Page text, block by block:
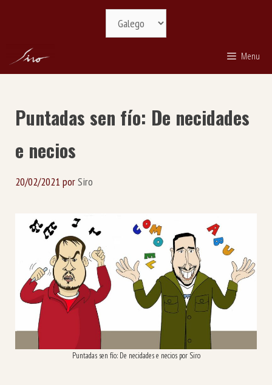
Menu
Puntadas sen fío: De necidades
e necios
20/02/2021 porSiro
Puntadas sen fío: De necidades e necios por Siro